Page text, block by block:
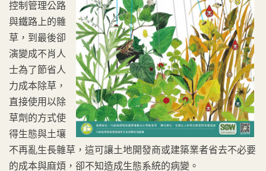
控制管理公路
與鐵路上的雜
草，到最後卻
演變成不肖人
士為了節省人
力成本除草，
直接使用以除
草劑的方式使
得生態與土壤
不再亂生長雜草，這可讓土地開發商或建築業者省去不必要
的成本與麻煩，卻不知造成生態系統的病變。